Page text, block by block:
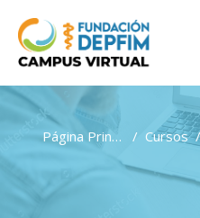
Página Principal Cursos